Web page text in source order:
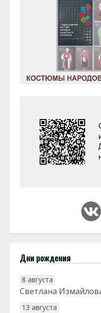
Дни рождения
8 августа
Светлана
13 августа